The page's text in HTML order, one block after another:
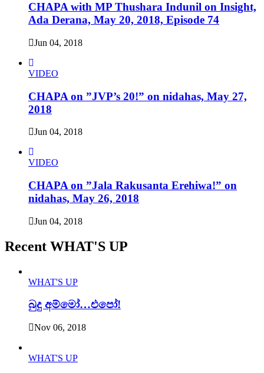
CHAPA with MP Thushara Indunil on Insight,
Ada Derana, May 20, 2018, Episode 74
Jun 04, 2018
VIDEO
CHAPA on ”JVP’s 20!” on nidahas, May 27,
2018
Jun 04, 2018
VIDEO
CHAPA on ”Jala Rakusanta Erehiwa!” on
nidahas, May 26, 2018
Jun 04, 2018
Recent WHAT'S UP
WHAT'S UP
බුදු අම්මෝ…එපෝ!
Nov 06, 2018
WHAT'S UP